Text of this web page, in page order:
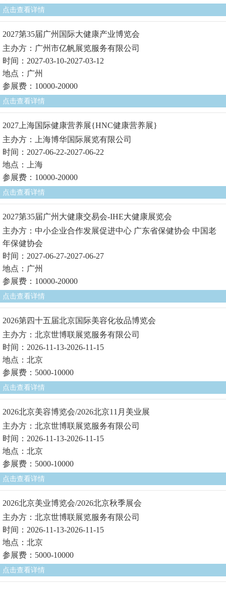
点击查看详情
2027第35届广州国际大健康产业博览会
主办方：广州市亿帆展览服务有限公司
时间：2027-03-10-2027-03-12
地点：广州
参展费：10000-20000
点击查看详情
2027上海国际健康营养展{HNC健康营养展}
主办方：上海博华国际展览有限公司
时间：2027-06-22-2027-06-22
地点：上海
参展费：10000-20000
点击查看详情
2027第35届广州大健康交易会-IHE大健康展览会
主办方：中小企业合作发展促进中心 广东省保健协会 中国老
年保健协会
时间：2027-06-27-2027-06-27
地点：广州
参展费：10000-20000
点击查看详情
2026第四十五届北京国际美容化妆品博览会
主办方：北京世博联展览服务有限公司
时间：2026-11-13-2026-11-15
地点：北京
参展费：5000-10000
点击查看详情
2026北京美容博览会/2026北京11月美业展
主办方：北京世博联展览服务有限公司
时间：2026-11-13-2026-11-15
地点：北京
参展费：5000-10000
点击查看详情
2026北京美业博览会/2026北京秋季展会
主办方：北京世博联展览服务有限公司
时间：2026-11-13-2026-11-15
地点：北京
参展费：5000-10000
点击查看详情